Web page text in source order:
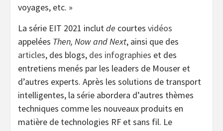
voyages, etc. »
La série EIT 2021 inclutde courtes vidéos
appelées Then, Now and Next, ainsi que des
articles, des blogs, des infographies et des
entretiens menés par les leaders de Mouser et
d’autres experts. Après les solutions de transport
intelligentes, la série abordera d’autres thèmes
techniques comme les nouveaux produits en
matière de technologies RF et sans fil. Le